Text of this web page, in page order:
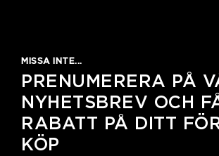
MISSA INTE...
PRENUMERERA PÅ
NYHETSBREV OCH
RABATT PÅ DITT
KÖP